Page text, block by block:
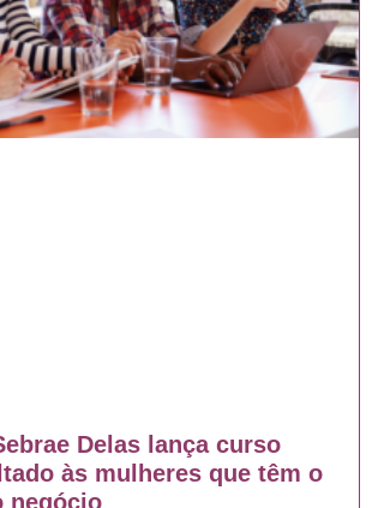
Delas lança curso
às mulheres que têm o
negócio